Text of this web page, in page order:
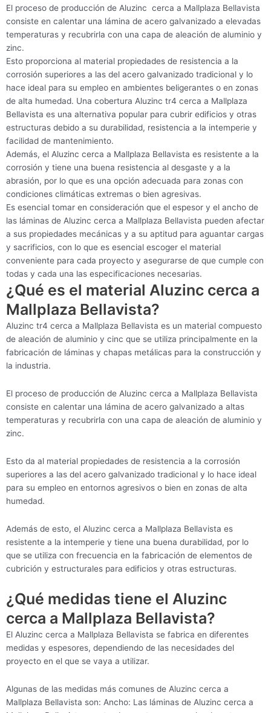
El proceso de producción de Aluzinc cerca a Mallplaza Bellavista
consiste en calentar una lámina de acero galvanizado a elevadas
temperaturas y recubrirla con una capa de aleación de aluminio y
zinc.
Esto proporciona al material propiedades de resistencia a la
corrosión superiores a las del acero galvanizado tradicional y lo
hace ideal para su empleo en ambientes beligerantes o en zonas
de alta humedad. Una cobertura Aluzinc tr4 cerca a Mallplaza
Bellavista es una alternativa popular para cubrir edificios y otras
estructuras debido a su durabilidad, resistencia a la intemperie y
facilidad de mantenimiento.
Además, el Aluzinc cerca a Mallplaza Bellavista es resistente a la
corrosión y tiene una buena resistencia al desgaste y a la
abrasión, por lo que es una opción adecuada para zonas con
condiciones climáticas extremas o bien agresivas.
Es esencial tomar en consideración que el espesor y el ancho de
las láminas de Aluzinc cerca a Mallplaza Bellavista pueden afectar
a sus propiedades mecánicas y a su aptitud para aguantar cargas
y sacrificios, con lo que es esencial escoger el material
conveniente para cada proyecto y asegurarse de que cumple con
todas y cada una las especificaciones necesarias.
¿Qué es el material Aluzinc cerca a
Mallplaza Bellavista?
Aluzinc tr4 cerca a Mallplaza Bellavista es un material compuesto
de aleación de aluminio y cinc que se utiliza principalmente en la
fabricación de láminas y chapas metálicas para la construcción y
la industria.
El proceso de producción de Aluzinc cerca a Mallplaza Bellavista
consiste en calentar una lámina de acero galvanizado a altas
temperaturas y recubrirla con una capa de aleación de aluminio y
zinc.
Esto da al material propiedades de resistencia a la corrosión
superiores a las del acero galvanizado tradicional y lo hace ideal
para su empleo en entornos agresivos o bien en zonas de alta
humedad.
Además de esto, el Aluzinc cerca a Mallplaza Bellavista es
resistente a la intemperie y tiene una buena durabilidad, por lo
que se utiliza con frecuencia en la fabricación de elementos de
cubrición y estructurales para edificios y otras estructuras.
¿Qué medidas tiene el Aluzinc
cerca a Mallplaza Bellavista?
El Aluzinc cerca a Mallplaza Bellavista se fabrica en diferentes
medidas y espesores, dependiendo de las necesidades del
proyecto en el que se vaya a utilizar.
Algunas de las medidas más comunes de Aluzinc cerca a
Mallplaza Bellavista son: Ancho: Las láminas de Aluzinc cerca a